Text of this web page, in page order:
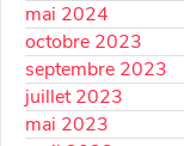
mai 2024
octobre 2023
septembre 2023
juillet 2023
mai 2023